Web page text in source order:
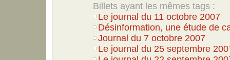
Billets ayant les mêmes tags :
Le journal du 11 octobre 2007
Désinformation, une étude de
Journal du 7 octobre 2007
Le journal du 25 septembre